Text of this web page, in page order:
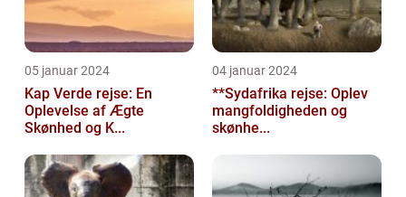
05 januar 2024
Kap Verde rejse: En
Oplevelse af Ægte
Skønhed og K...
04 januar 2024
**Sydafrika rejse: Oplev
mangfoldigheden og
skønhe...